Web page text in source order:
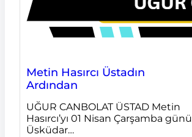
Metin Hasırcı Üstadın
Ardından
UĞUR CANBOLAT ÜSTAD Metin
Hasırcı’yı 01 Nisan Çarşamba günü
Üsküdar…